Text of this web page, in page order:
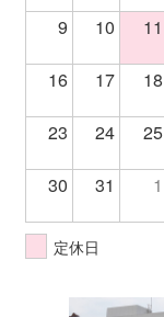
9 10 11
16 17 18
23 24 25
30 31 1
定休日